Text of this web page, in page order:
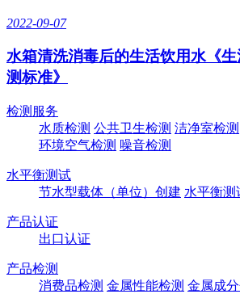
2022-09-07
水箱清洗消毒后的生活饮用水《
测标准》
检测服务
水质检测 公共卫生检测 洁净室检测
环境空气检测 噪音检测
水平衡测试
节水型载体（单位）创建 水平衡测
产品认证
出口认证
产品检测
消费品检测 金属性能检测 金属成